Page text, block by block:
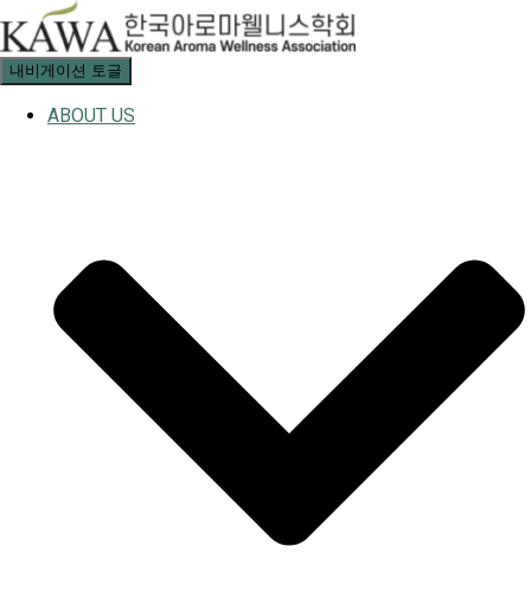
내비게이션 토글
ABOUT US